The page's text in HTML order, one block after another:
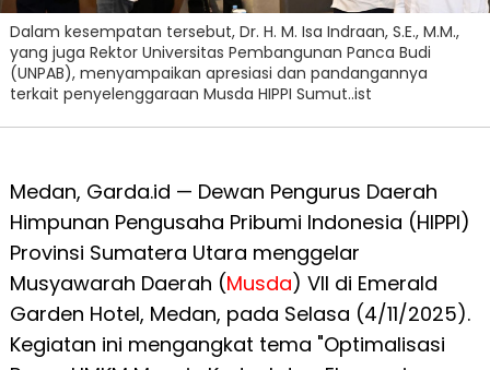
Dalam kesempatan tersebut, Dr. H. M. Isa Indraan, S.E., M.M.,
yang juga Rektor Universitas Pembangunan Panca Budi
(UNPAB), menyampaikan apresiasi dan pandangannya
terkait penyelenggaraan Musda HIPPI Sumut..ist
Medan, Garda.id — Dewan Pengurus Daerah
Himpunan Pengusaha Pribumi Indonesia (HIPPI)
Provinsi Sumatera Utara menggelar
Musyawarah Daerah (Musda) VII di Emerald
Garden Hotel, Medan, pada Selasa (4/11/2025).
Kegiatan ini mengangkat tema "Optimalisasi